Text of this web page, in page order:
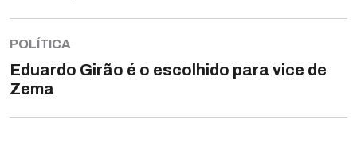
POLÍTICA
Eduardo Girão é o escolhido para vice de
Zema